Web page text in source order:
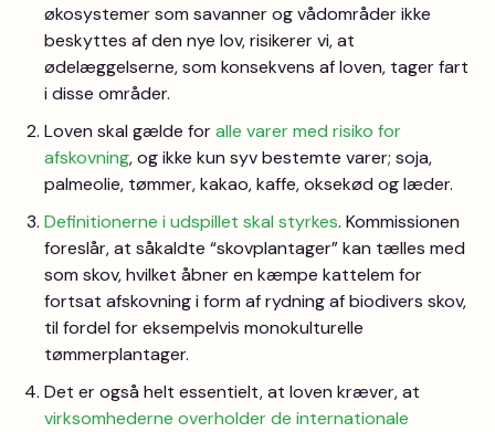
økosystemer som savanner og vådområder ikke
beskyttes af den nye lov, risikerer vi, at
ødelæggelserne, som konsekvens af loven, tager fart
i disse områder.
Loven skal gælde foralle varer med risiko for
afskovning, og ikke kun syv bestemte varer; soja,
palmeolie, tømmer, kakao, kaffe, oksekød og læder.
Definitionerne i udspillet skal styrkes. Kommissionen
foreslår, at såkaldte “skovplantager” kan tælles med
som skov, hvilket åbner en kæmpe kattelem for
fortsat afskovning i form af rydning af biodivers skov,
til fordel for eksempelvis monokulturelle
tømmerplantager.
Det er også helt essentielt, at loven kræver, at
virksomhederne overholder de internationale